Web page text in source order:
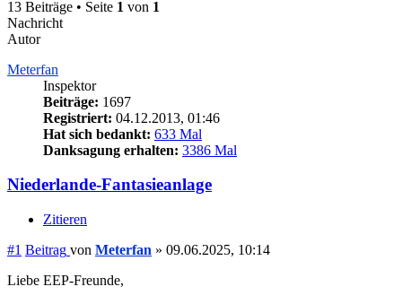
13 Beiträge • Seite 1 von 1
Nachricht
Autor
Meterfan
Inspektor
Beiträge: 1697
Registriert: 04.12.2013, 01:46
Hat sich bedankt: 633 Mal
Danksagung erhalten: 3386 Mal
Niederlande-Fantasieanlage
Zitieren
#1 Beitrag von Meterfan » 09.06.2025, 10:14
Liebe EEP-Freunde,